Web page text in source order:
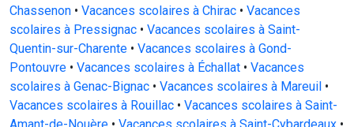
Chassenon • Vacances scolaires à Chirac • Vacances
scolaires à Pressignac • Vacances scolaires à Saint-
Quentin-sur-Charente • Vacances scolaires à Gond-
Pontouvre • Vacances scolaires à Échallat • Vacances
scolaires à Genac-Bignac • Vacances scolaires à Mareuil •
Vacances scolaires à Rouillac • Vacances scolaires à Saint-